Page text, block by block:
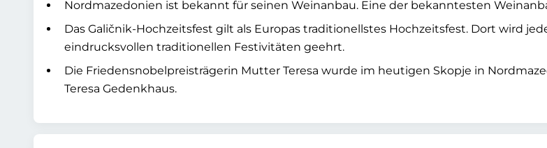
Nordmazedonien ist bekannt für seinen Weinanbau. Eine der bekanntesten
Das Galičnik-Hochzeitsfest gilt als Europas traditionellstes Hochzeitsfest. Dort wird
eindrucksvollen traditionellen Festivitäten geehrt.
Die Friedensnobelpreisträgerin Mutter Teresa wurde im heutigen Skopje in
Teresa Gedenkhaus.